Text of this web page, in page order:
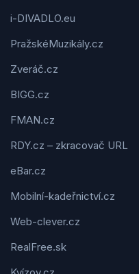
i-DIVADLO.eu
PražskéMuzikály.cz
Zveráč.cz
BIGG.cz
FMAN.cz
RDY.cz – zkracovač URL
eBar.cz
Mobilní-kadeřnictví.cz
Web-clever.cz
RealFree.sk